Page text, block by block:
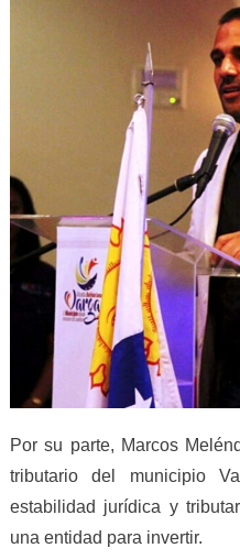
Por su parte, Marcos
tributario del municipio
estabilidad jurídica y
una entidad para invertir.